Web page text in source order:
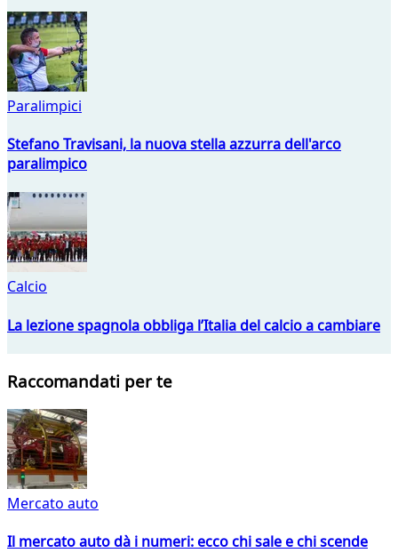
Paralimpici
Stefano Travisani, la nuova stella azzurra dell'arco
paralimpico
Calcio
La lezione spagnola obbliga l’Italia del calcio a cambiare
Raccomandati per te
Mercato auto
Il mercato auto dà i numeri: ecco chi sale e chi scende